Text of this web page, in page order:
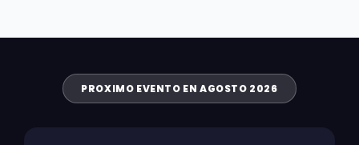
PROXIMO EVENTO EN AGOSTO 2026